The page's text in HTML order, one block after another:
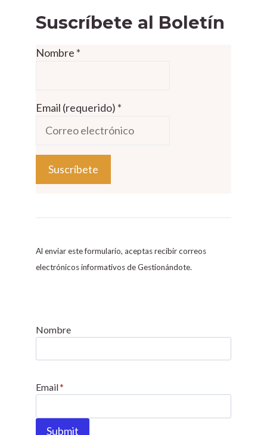
Suscríbete al Boletín
Nombre *
Email (requerido) *
o
s
t
C
n
a
Al enviar este formulario, aceptas recibir correos
electrónicos informativos de Gestionándote.
Nombre
Email*
Submit